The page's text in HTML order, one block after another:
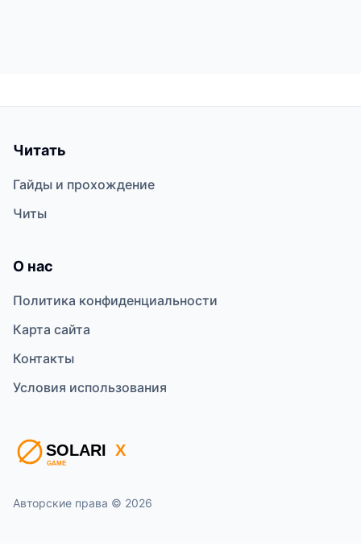
Читать
Гайды и прохождение
Читы
О нас
Политика конфиденциальности
Карта сайта
Контакты
Условия использования
Авторские права © 2026